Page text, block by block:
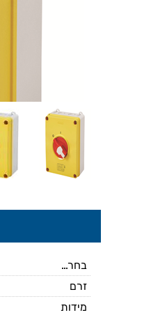
בחר...
זרם
מידות